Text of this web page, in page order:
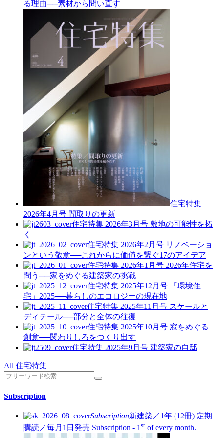
る理由──素材から問い直す
住宅特集
2026年4月号 間取りの更新
住宅特集 2026年3月号 敷地の可能性を拓
く
住宅特集 2026年2月号 リノベーショ
ンという敬意──これからに価値を繋ぐ17のアイデア
住宅特集 2026年1月号 2026年住宅を
問う──家をめぐる建築家の挑戦
住宅特集 2025年12月号
「環境住
宅」2025──暮らしのエコロジーの現在地
住宅特集 2025年11月号 スケールと
ディテール──部分と全体の往復
住宅特集 2025年10月号 窓をめぐる
創意──関わりしろをつくり出す
住宅特集 2025年9月号 建築家の自邸
All 住宅特集
Subscription
Subscription新建築／1年 (12冊) 定期
購読／毎月1日発売 Subscription - 1 st of every month.